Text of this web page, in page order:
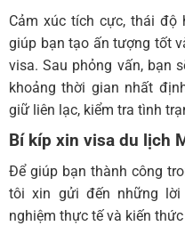
Cảm xúc tích cực, thái
giúp bạn tạo ấn tượng tốt
visa. Sau phỏng vấn, bạn
khoảng thời gian nhất
giữ liên lạc, kiểm tra tình
Bí kíp xin visa du lịch
Để giúp bạn thành công
tôi xin gửi đến những lời
nghiệm thực tế và kiến